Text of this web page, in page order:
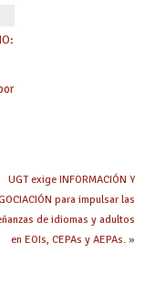
UGT exige INFORMACIÓN Y
para impulsar las
de idiomas y adultos
en EOIs, CEPAs y AEPAs.»